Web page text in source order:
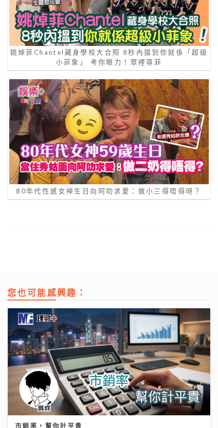
姚焯菲Chantel藏身學校大合照 8秒內搵到你就係「超級
小菲象」 考你眼力！眾裡尋菲
80年代性感女神生日向阿叻求愛：做小三得唔得呀？
您也可能感興趣：
市銷率，幫你計平貴